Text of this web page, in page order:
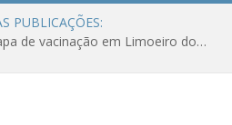
PUBLICAÇÕES:
Amanhã começa nova etapa de vacinação em Limoeiro do Ajuru para idosos com 65 ou mais